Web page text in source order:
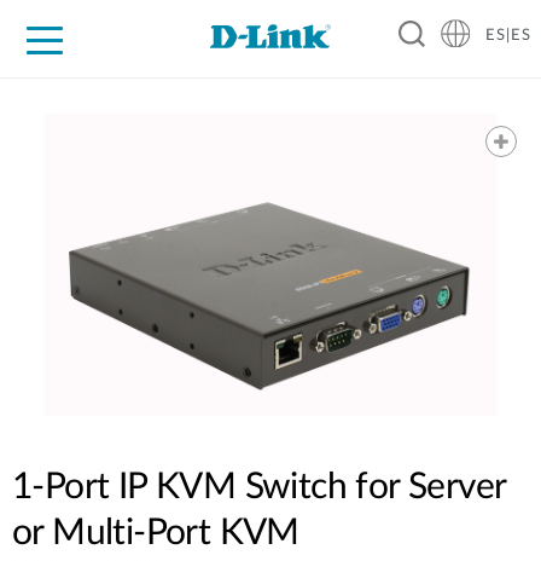
ES|ES
1-Port IP KVM Switch for Server
or Multi-Port KVM